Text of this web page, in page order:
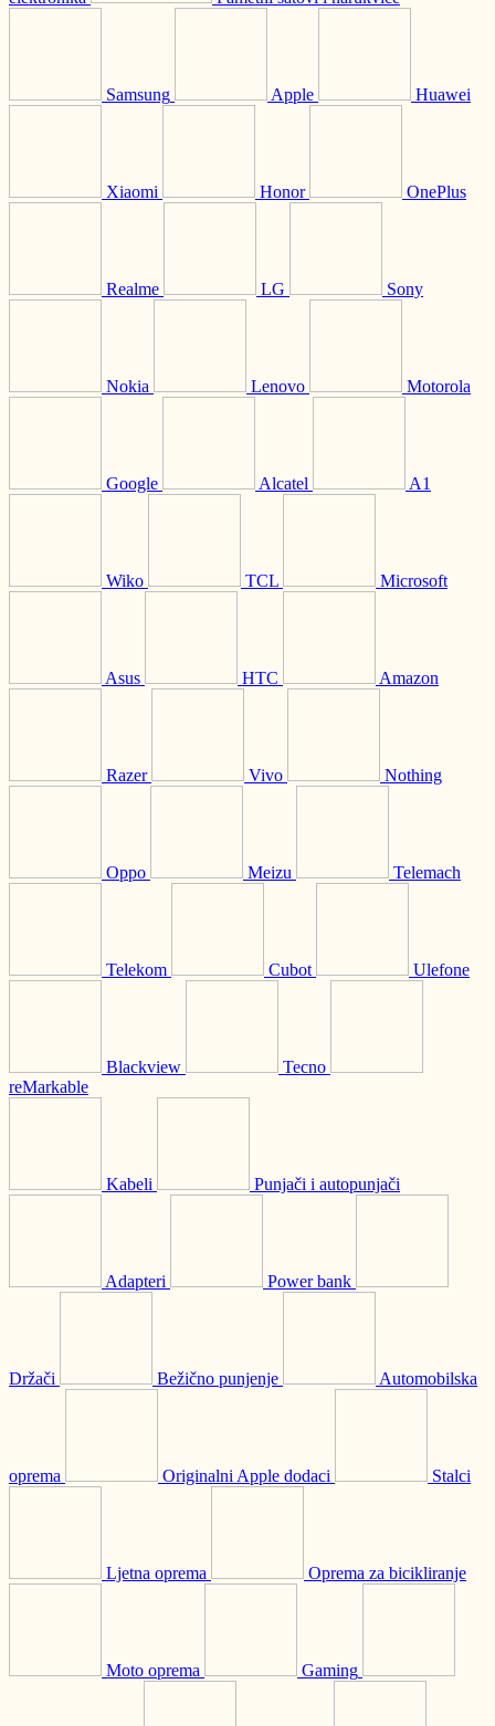
Samsung Apple Huawei
Xiaomi Honor OnePlus
Realme LG Sony
Nokia Lenovo Motorola
Google Alcatel A1
Wiko TCL Microsoft
Asus HTC Amazon
Razer Vivo Nothing
Oppo Meizu Telemach
Telekom Cubot Ulefone
Blackview
Tecno
reMarkable
Kabeli Punjači i autopunjači
Adapteri Power bank
Držači Bežično punjenje Automobilska
oprema Originalni Apple dodaci Stalci
Ljetna oprema Oprema za bicikliranje
Moto oprema Gaming